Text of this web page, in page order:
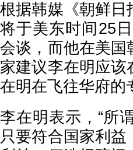
根据韩媒《朝鲜日
将于美东时间25
会谈，而他在美国
家建议李在明应
在明在飞往华府的
李在明表示，“所
只要符合国家利